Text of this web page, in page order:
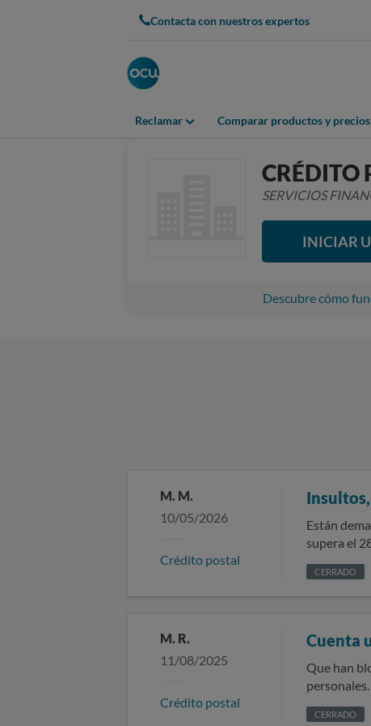
Contacta con nuestros expertos
Reclamar Comparar productos y precios
CRÉDITO
SERVICIOS
INICIAR
Descubre cómo
M. M.
10/05/2026
Crédito postal
Están
CERRADO
M. R.
11/08/2025
Crédito postal
Cuenta
Que han
personales. Así mismo, saber si han
la LSO
CERRADO